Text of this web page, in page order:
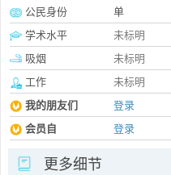
公民身份
单
学术水平
未标明
吸烟
未标明
工作
未标明
我的朋友们
登录
会员自
登录
更多细节